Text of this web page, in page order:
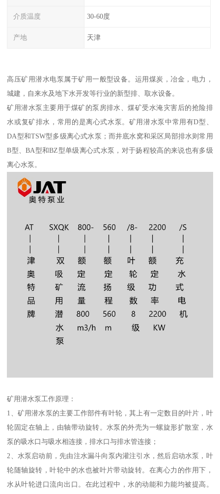
介质温度 30-60度
产地 天津
高压矿用潜水电泵属于矿用一般型设备。运用煤炭，冶金，电力，
城建，自来水及地下水开发等行业的新型排、取水设备。
矿用潜水泵主要用于煤矿的泵房排水、煤矿受水淹灾害后的抢险排
水或复矿排水，常用的是离心式水泵。矿用潜水泵中常用有D型、
DA型和TSW型多级离心式水泵；而井底水窝和采区局部排水则常用
B型、BA型和BZ型单级离心式水泵，对于扬程较高的来说也有多级
离心水泵。
矿用潜水泵工作原理：
1、矿用潜水泵的主要工作部件有叶轮，其上有一定数目的叶片，叶
轮固定在轴上，由轴带动旋转。水泵的外壳为一螺旋形扩散室，水
泵的吸水口与吸水相连接，排水口与排水管连接；
2、水泵启动前，先由注水漏斗向泵内灌注引水，然后启动水泵，叶
轮随轴旋转，叶轮中的水也被叶片带动旋转。在离心力的作用下，
水从叶轮进口流向出口。在此过程中，水的动能和力能均被提高。